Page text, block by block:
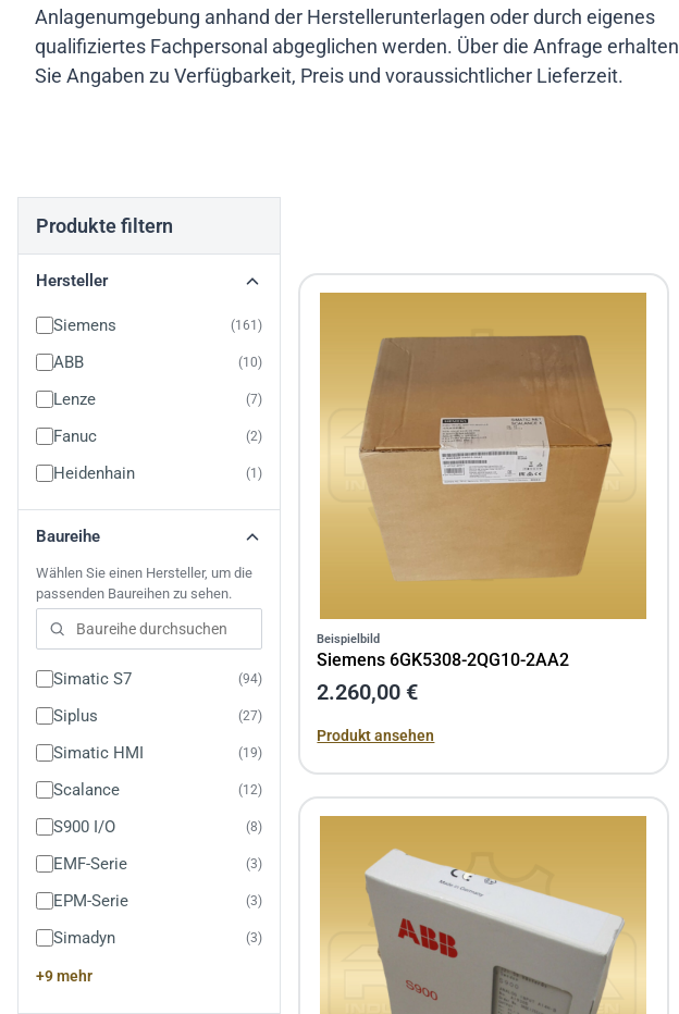
Anlagenumgebung anhand der Herstellerunterlagen oder durch eigenes
qualifiziertes Fachpersonal abgeglichen werden. Über die Anfrage erhalten
Sie Angaben zu Verfügbarkeit, Preis und voraussichtlicher Lieferzeit.
Produkte filtern
Hersteller
Siemens 161
ABB 10
Lenze 7
Fanuc 2
Heidenhain 1
Baureihe
Wählen Sie einen Hersteller, um die
passenden Baureihen zu sehen.
Baureihe durchsuchen
Simatic S7 94
Siplus 27
Simatic HMI 19
Scalance 12
S900 I/O 8
EMF-Serie 3
EPM-Serie 3
Simadyn 3
+9 mehr
Beispielbild
Siemens 6GK5308-2QG10-2AA2
2.260,00 €
Produkt ansehen